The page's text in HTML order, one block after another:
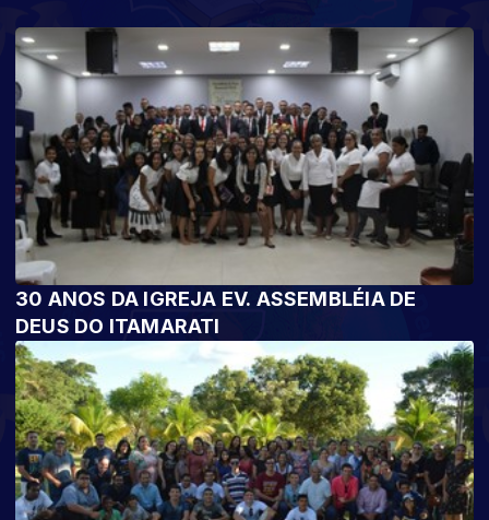
30 ANOS DA IGREJA EV. ASSEMBLÉIA DE
DEUS DO ITAMARATI